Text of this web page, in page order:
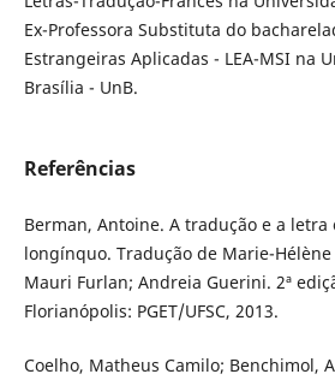
Ex-Professora Substituta do
Estrangeiras Aplicadas - LEA-MSI na
Brasília - UnB.
Referências
Berman, Antoine. A tradução e a
longínquo. Tradução de Marie-
Mauri Furlan; Andreia Guerini. 2ª
Florianópolis: PGET/UFSC, 2013.
Coelho, Matheus Camilo; Benchimol,